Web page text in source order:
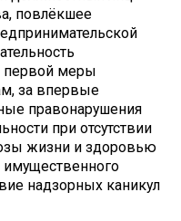
повлёкшее
первой меры
за впервые
правонарушения
при отсутствии
жизни и здоровью
имущественного
надзорных каникул